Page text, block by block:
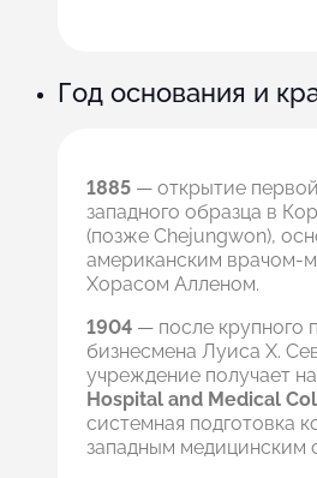
Год основания и
1885 — открытие
западного образца в
(позже Chejungwon),
американским врачом-
Хорасом Алленом.
1904 — после крупного
бизнесмена Луиса Х.
учреждение получает
Hospital and Medical
системная подготовка
западным медицинским